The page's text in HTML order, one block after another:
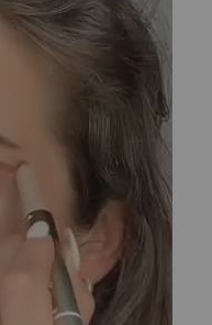
сразу после родов?